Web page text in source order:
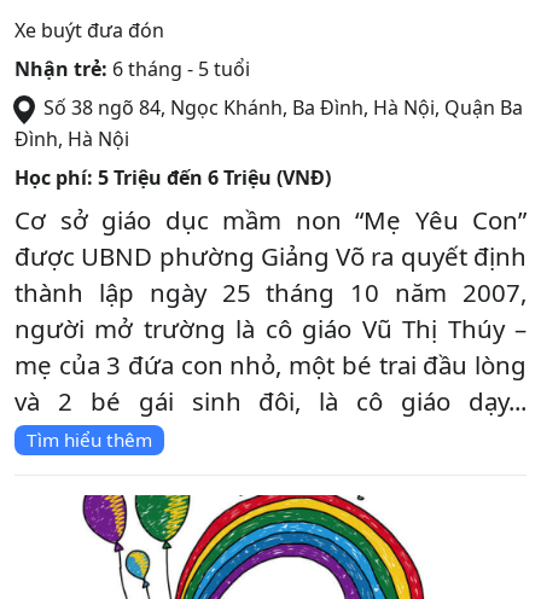
Xe buýt đưa đón
Nhận trẻ: 6 tháng - 5 tuổi
Số 38 ngõ 84, Ngọc Khánh, Ba Đình, Hà Nội, Quận Ba
Đình, Hà Nội
Học phí: 5 Triệu đến 6 Triệu (VNĐ)
Cơ sở giáo dục mầm non “Mẹ Yêu Con”
được UBND phường Giảng Võ ra quyết định
thành lập ngày 25 tháng 10 năm 2007,
người mở trường là cô giáo Vũ Thị Thúy –
mẹ của 3 đứa con nhỏ, một bé trai đầu lòng
và 2 bé gái sinh đôi, là cô giáo dạy...
Tìm hiểu thêm